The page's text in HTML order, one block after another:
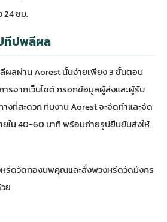
24 ชม.
ทีปพลีผล
ลผ่าน Aorest นั้นง่ายเพียง 3 ขั้นตอน
รจากเว็บไซต์ กรอกข้อมูลผู้ส่งและผู้รับ
งที่สะดวก ทีมงาน Aorest จะจัดทำและจัด
ใน 40-60 นาที พร้อมถ่ายรูปยืนยันส่งให้
รีดวัดทองนพคุณและสั่งพวงหรีดวัดมังกร
ย